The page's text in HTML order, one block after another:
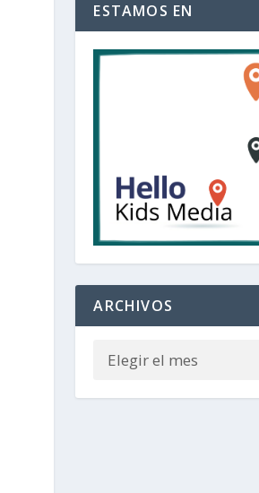
ESTAMOS EN
ARCHIVOS